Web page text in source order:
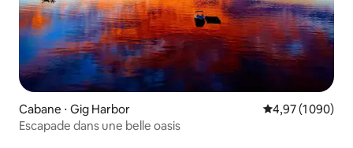
Cabane ⋅ Gig Harbor Évaluation
4,97 (1 090)
Escapade dans une belle oasis